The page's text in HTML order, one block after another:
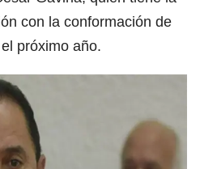
con la conformación de
próximo año.